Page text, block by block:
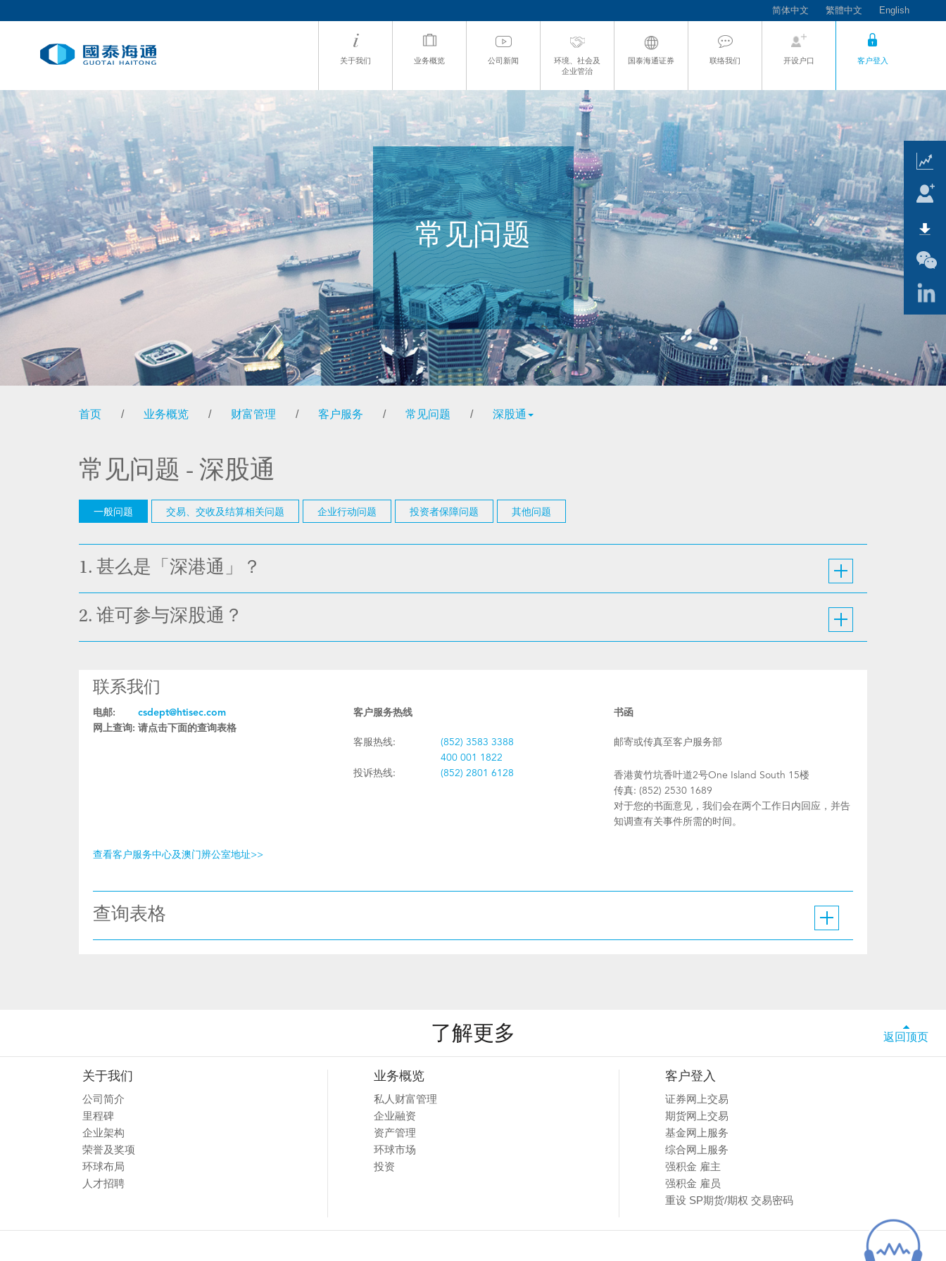
简体中文 繁體中文 English
关于我们 业务概览 公司新闻
环境、社会及
企业管治
国泰海通证券 联络我们 开设户口 客户登入
常见问题
首页 / 业务概览 / 财富管理 / 客户服务 / 常见问题 / 深股通
常见问题 - 深股通
一般问题 交易、交收及结算相关问题 企业行动问题 投资者保障问题 其他问题
1. 甚么是「深港通」？
2. 谁可参与深股通？
联系我们
电邮:
csdept@htisec.com
网上查询: 请点击下面的查询表格
客户服务热线
客服热线:
(852) 3583 3388
400 001 1822
投诉热线:
(852) 2801 6128
书函
邮寄或传真至客户服务部
香港黄竹坑香叶道2号One Island South 15楼
传真: (852) 2530 1689
对于您的书面意见，我们会在两个工作日内回应，并告
知调查有关事件所需的时间。
查看客户服务中心及澳门辨公室地址>>
查询表格
了解更多 返回顶页
关于我们
公司简介
里程碑
企业架构
荣誉及奖项
环球布局
人才招聘
业务概览
私人财富管理
企业融资
资产管理
环球市场
投资
客户登入
证券网上交易
期货网上交易
基金网上服务
综合网上服务
强积金 雇主
强积金 雇员
重设 SP期货/期权 交易密码